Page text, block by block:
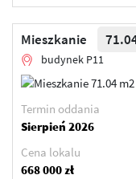
Mieszkanie
budynek P11
Termin oddania
Sierpień 2026
Cena lokalu
668 000 zł